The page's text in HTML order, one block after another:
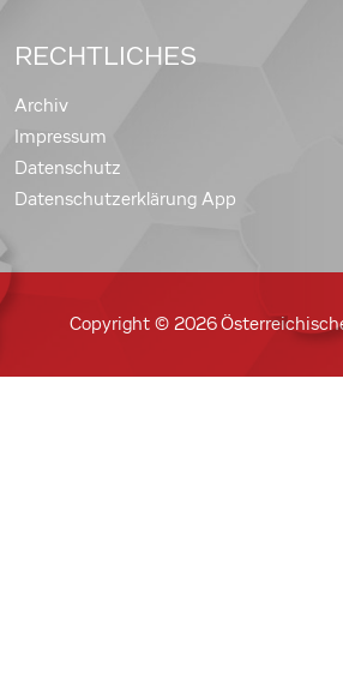
RECHTLICHES
Archiv
Impressum
Datenschutz
Datenschutzerklärung App
Copyright © 2026